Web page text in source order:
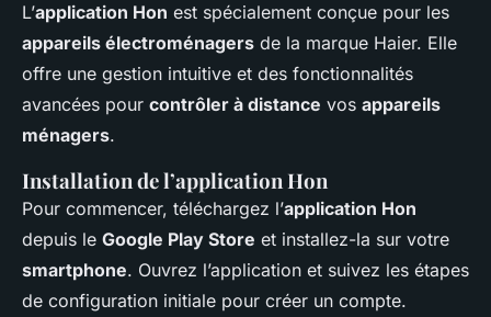
L’application Hon est spécialement conçue pour les
appareils électroménagers de la marque Haier. Elle
offre une gestion intuitive et des fonctionnalités
avancées pour contrôler à distance vos appareils
ménagers.
Installation de l’application Hon
Pour commencer, téléchargez l’application Hon
depuis le Google Play Store et installez-la sur votre
smartphone. Ouvrez l’application et suivez les étapes
de configuration initiale pour créer un compte.